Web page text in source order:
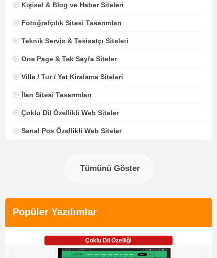
Kişisel & Blog ve Haber Siteleri
Fotoğrafçılık Sitesi Tasarımları
Teknik Servis & Tesisatçı Siteleri
One Page & Tek Sayfa Siteler
Villa / Tur / Yat Kiralama Siteleri
İlan Sitesi Tasarımları
Çoklu Dil Özellikli Web Siteler
Sanal Pos Özellikli Web Siteler
Tümünü Göster
Popüler Yazılımlar
Çoklu Dil Özelliği